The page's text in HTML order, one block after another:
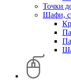
Точки
Шафи,